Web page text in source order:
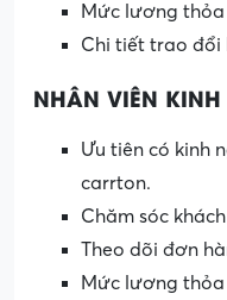
Mức lương
Chi tiết trao đổi
NHÂN VIÊN
Ưu tiên có kinh
carrton.
Chăm sóc
Theo dõi đơn
Mức lương